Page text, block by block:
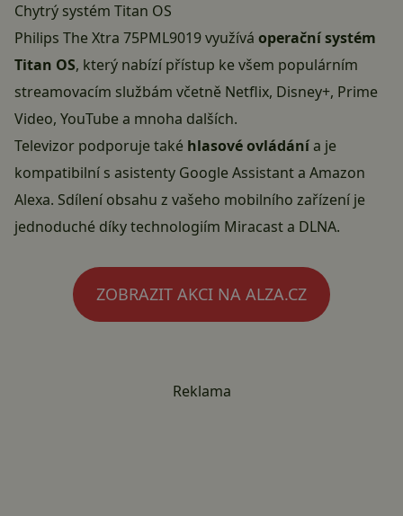
Chytrý systém Titan OS
Philips The Xtra 75PML9019 využívá operační systém
Titan OS, který nabízí přístup ke všem populárním
streamovacím službám včetně Netflix, Disney+, Prime
Video, YouTube a mnoha dalších.
Televizor podporuje také hlasové ovládánía je
kompatibilní s asistenty Google Assistant a Amazon
Alexa. Sdílení obsahu z vašeho mobilního zařízení je
jednoduché díky technologiím Miracast a DLNA.
ZOBRAZIT AKCI NA ALZA.CZ
Reklama